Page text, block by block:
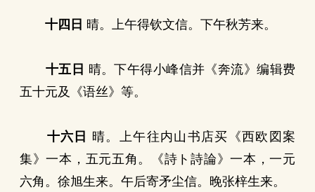
十四日 晴。上午得钦文信。下午秋芳来。
十五日 晴。下午得小峰信并《奔流》编辑费
五十元及《语丝》等。
十六日
晴。上午往内山书店买《西欧図案
集》一本，五元五角。《詩ト詩論》一本，一元
六角。徐旭生来。午后寄矛尘信。晚张梓生来。